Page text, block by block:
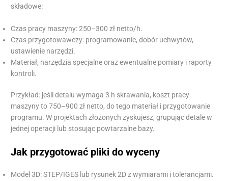
składowe:
Czas pracy maszyny: 250–300 zł netto/h.
Czas przygotowawczy: programowanie, dobór uchwytów,
ustawienie narzędzi.
Materiał, narzędzia specjalne oraz ewentualne pomiary i raporty
kontroli.
Przykład: jeśli detalu wymaga 3 h skrawania, koszt pracy
maszyny to 750–900 zł netto, do tego materiał i przygotowanie
programu. W projektach złożonych zyskujesz, grupując detale w
jednej operacji lub stosując powtarzalne bazy.
Jak przygotować pliki do wyceny
Model 3D: STEP/IGES lub rysunek 2D z wymiarami i tolerancjami.